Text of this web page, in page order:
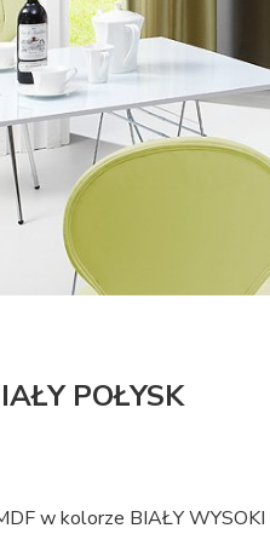
POŁYSK
w kolorze BIAŁY WYSOKI